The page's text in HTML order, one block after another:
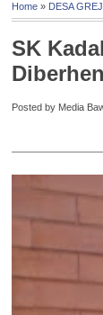
Home » DESA
SK
Posted by Media